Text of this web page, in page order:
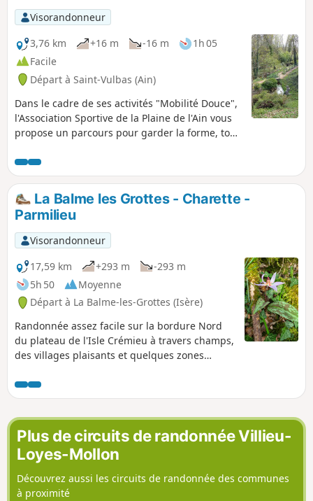
Visorandonneur
3,76 km
+16 m -16 m
1h 05
Facile
Départ à Saint-Vulbas (Ain)
Dans le cadre de ses activités "Mobilité Douce",
l'Association Sportive de la Plaine de l'Ain vous
propose un parcours pour garder la forme, tout
Rhône, l’ancien port et la source fatale à
Philibert le Beau .
La Balme les Grottes - Charette -
Parmilieu
Visorandonneur
17,59 km
+293 m
-293 m
5h 50
Moyenne
Départ à La Balme-les-Grottes (Isère)
Randonnée assez facile sur la bordure Nord
du plateau de l'Isle Crémieu à travers champs,
des villages plaisants et quelques zones
Plus de circuits de randonnée Villieu-
Loyes-Mollon
Découvrez aussi les circuits de randonnée des communes
à proximité